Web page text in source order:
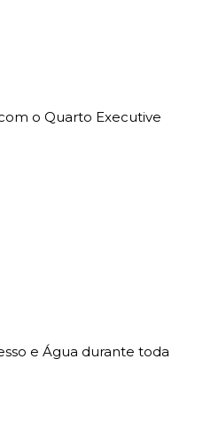
o Quarto Executive
e Água durante toda